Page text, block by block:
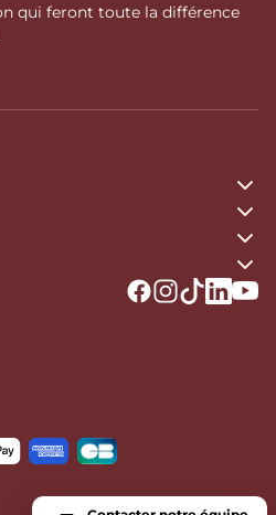
qui feront toute la différence